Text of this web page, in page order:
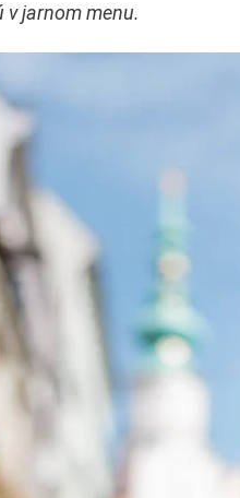
v jarnom menu.